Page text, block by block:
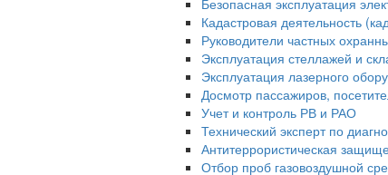
Кадастровая деятельность
Руководители частных
Эксплуатация стеллажей и
Эксплуатация лазерного
Досмотр пассажиров,
Учет и контроль РВ и РАО
Технический эксперт по
Антитеррористическая
Отбор проб газовоздушной